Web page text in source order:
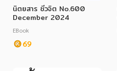
นิตยสาร ชีวจิต No.600
December 2024
EBook
69